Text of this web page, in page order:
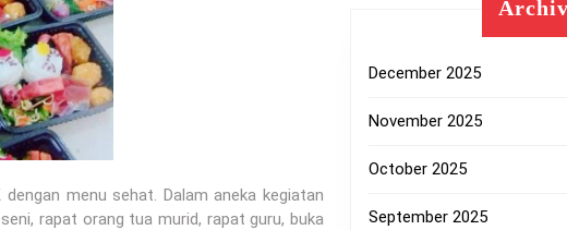
menu sehat. Dalam aneka kegiatan
rapat orang tua murid, rapat guru, buka
December 2025
November 2025
October 2025
September 2025